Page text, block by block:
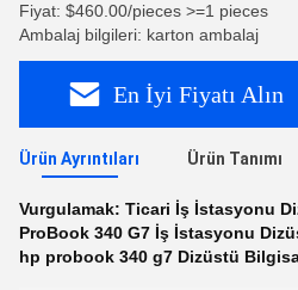
Fiyat: $460.00/pieces >=1 pieces
Ambalaj bilgileri: karton ambalaj
En İyi Fiyatı Alın
Ürün Ayrıntıları Ürün Tanımı
Vurgulamak: Ticari İş İstasyonu
ProBook 340 G7 İş İstasyonu
hp probook 340 g7 Dizüstü